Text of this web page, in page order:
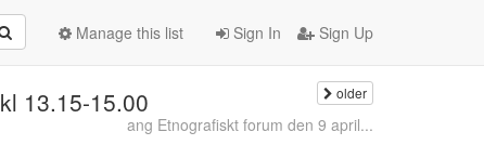
Sign In Sign Up
Manage this list
13.15-15.00 older
ang Etnografiskt forum den 9 april...